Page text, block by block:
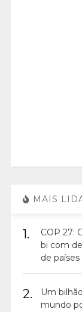
MAIS
1.
COP 27:
bi com
de países
2.
Um
mundo